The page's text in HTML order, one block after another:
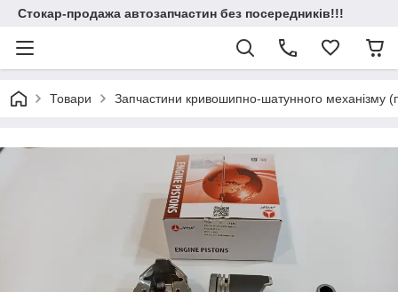
Стокар-продажа автозапчастин без посередників!!!
Товари Запчастини кривошипно-шатунного механізму